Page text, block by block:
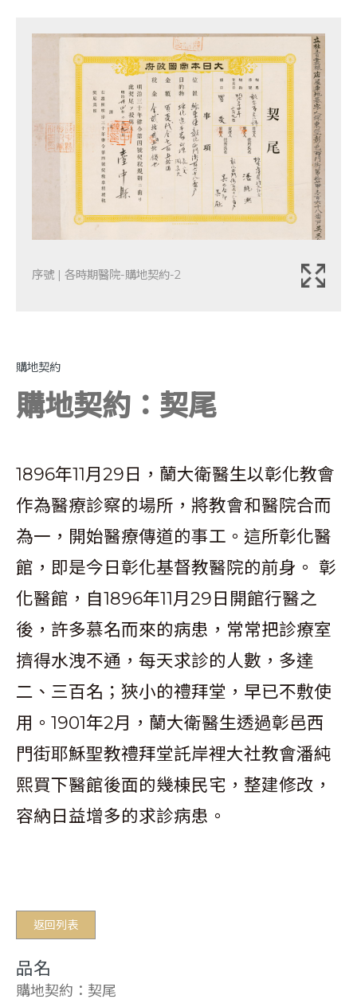
序號 | 各時期醫院-購地契約-2
購地契約
購地契約：契尾
1896年11月29日，蘭大衛醫生以彰化教會
作為醫療診察的場所，將教會和醫院合而
為一，開始醫療傳道的事工。這所彰化醫
館，即是今日彰化基督教醫院的前身。 彰
化醫館，自1896年11月29日開館行醫之
後，許多慕名而來的病患，常常把診療室
擠得水洩不通，每天求診的人數，多達
二、三百名；狹小的禮拜堂，早已不敷使
用。1901年2月，蘭大衛醫生透過彰邑西
門街耶穌聖教禮拜堂託岸裡大社教會潘純
熙買下醫館後面的幾棟民宅，整建修改，
容納日益增多的求診病患。
返回列表
品名
購地契約：契尾